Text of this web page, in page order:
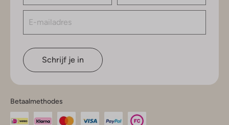
Schrijf je in
Betaalmethodes